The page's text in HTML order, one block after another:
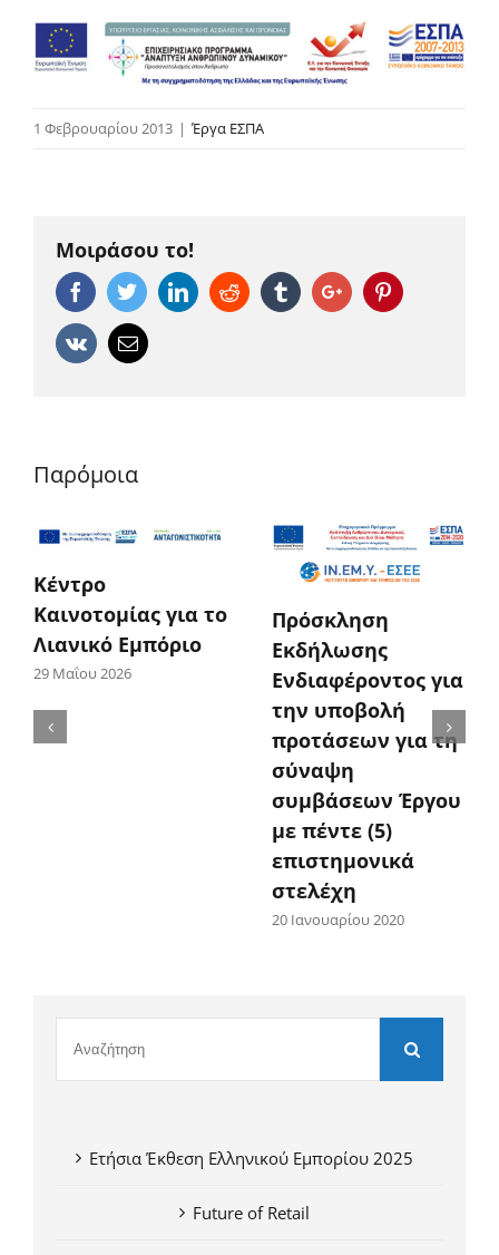
1 Φεβρουαρίου 2013 | Έργα ΕΣΠΑ
Μοιράσου το!
FacebookTwitterLinkedinReddit TumblrGoogle+Pinterest
Vk Email
Παρόμοια
Κέντρο
Καινοτομίας για το
Λιανικό Εμπόριο
29 Μαΐου 2026
Πρόσκληση
Εκδήλωσης
Ενδιαφέροντος για
την υποβολή
προτάσεων για τη
σύναψη
συμβάσεων Έργου
με πέντε (5)
επιστημονικά
στελέχη
20 Ιανουαρίου 2020
Ετήσια Έκθεση Ελληνικού Εμπορίου 2025
Future of Retail